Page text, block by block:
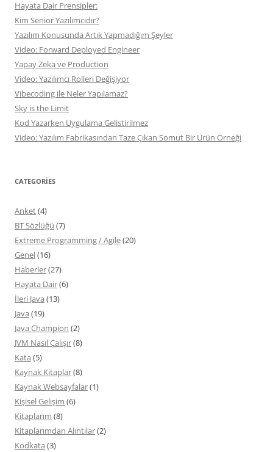
Hayata Dair Prensipler:
Kim Senior Yazılımcıdır?
Yazılım Konusunda Artık Yapmadığım Şeyler
Video: Forward Deployed Engineer
Yapay Zeka ve Production
Video: Yazılımcı Rolleri Değişiyor
Vibecoding ile Neler Yapılamaz?
Sky is the Limit
Kod Yazarken Uygulama Gelistirilmez
Video: Yazılım Fabrikasından Taze Çıkan Somut Bir Ürün Örneği
CATEGORIES
Anket(4)
BT Sözlüğü (7)
Extreme Programming / Agile(20)
Genel(16)
Haberler(27)
Hayata Dair(6)
İleri Java (13)
Java (19)
Java Champion (2)
JVM Nasıl Çalışır(8)
Kata (5)
Kaynak Kitaplar(8)
Kaynak Websayfalar(1)
Kişisel Gelişim (6)
Kitaplarım (8)
Kitaplarımdan Alıntılar(2)
Kodkata (3)